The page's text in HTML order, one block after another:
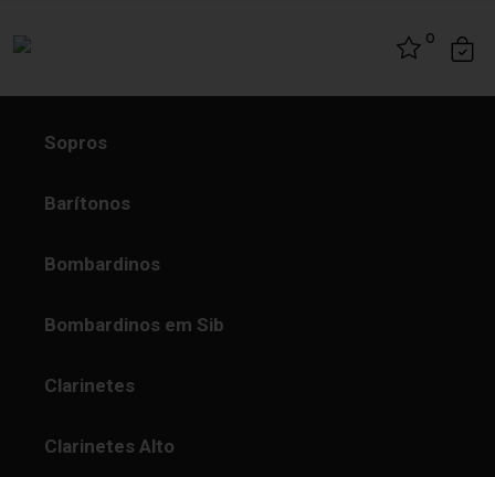
0
Sopros
Barítonos
Bombardinos
Bombardinos em Sib
Clarinetes
Clarinetes Alto